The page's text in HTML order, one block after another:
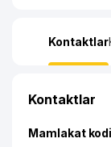
Kontaktlar
Kontaktlar
Mamlakat